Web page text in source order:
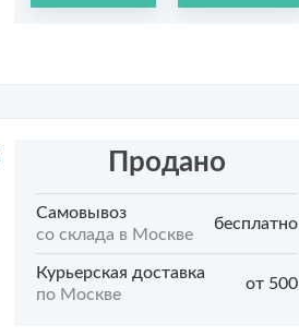
Продано
Самовывоз
со склада в Москве
бесплатно
Курьерская доставка
по Москве
от 500